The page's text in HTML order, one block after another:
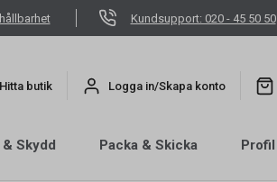
Kundsupport: 020 - 45 50 50
Hitta butik Logga in/Skapa konto
Skydd Packa & Skicka Profil